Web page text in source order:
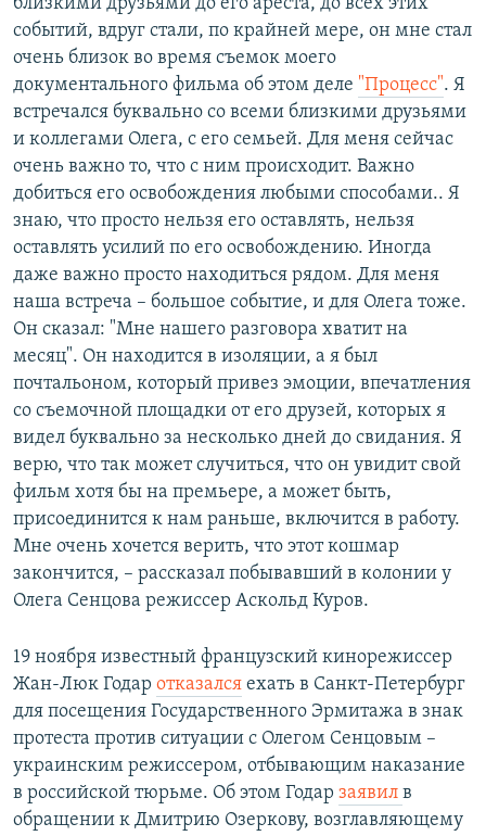
событий, вдруг стали, по крайней мере, он мне стал
очень близок во время съемок моего
документального фильма об этом деле "Процесс". Я
встречался буквально со всеми близкими друзьями
и коллегами Олега, с его семьей. Для меня сейчас
очень важно то, что с ним происходит. Важно
добиться его освобождения любыми способами.. Я
знаю, что просто нельзя его оставлять, нельзя
оставлять усилий по его освобождению. Иногда
даже важно просто находиться рядом. Для меня
наша встреча – большое событие, и для Олега тоже.
Он сказал: "Мне нашего разговора хватит на
месяц". Он находится в изоляции, а я был
почтальоном, который привез эмоции, впечатления
со съемочной площадки от его друзей, которых я
видел буквально за несколько дней до свидания. Я
верю, что так может случиться, что он увидит свой
фильм хотя бы на премьере, а может быть,
присоединится к нам раньше, включится в работу.
Мне очень хочется верить, что этот кошмар
закончится, – рассказал побывавший в колонии у
Олега Сенцова режиссер Аскольд Куров.
19 ноября известный французский кинорежиссер
Жан-Люк Годар отказался ехать в Санкт-Петербург
для посещения Государственного Эрмитажа в знак
протеста против ситуации с Олегом Сенцовым –
украинским режиссером, отбывающим наказание
в российской тюрьме. Об этом Годар заявил в
обращении к Дмитрию Озеркову, возглавляющему